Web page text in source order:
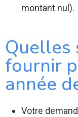
montant nul).
Quelles
fournir
année
Votre